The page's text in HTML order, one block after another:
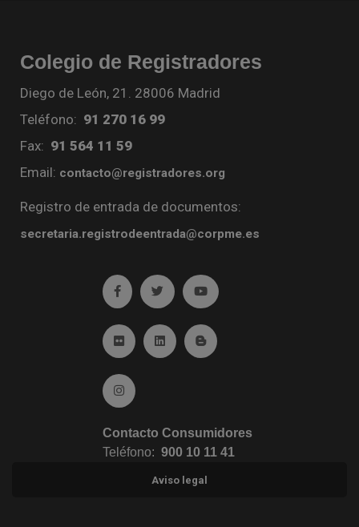
Colegio de Registradores
Diego de León, 21. 28006 Madrid
Teléfono: 91 270 16 99
Fax: 91 564 11 59
Email: contacto@registradores.org
Registro de entrada de documentos:
secretaria.registrodeentrada@corpme.es
Ir a facebook (abre en ventana nueva)
Ir a twitter (abre en ventana nueva)
Ir a YouTube (abre en
Ir a Flickr (abre en ventana nueva)
Ir a Linkedin (abre en ventana nueva)
Ir al Blog (abre en ventana
Ir a Instagram (abre en ventana nueva)
Contacto Consumidores
Teléfono: 900 10 11 41
Aviso legal